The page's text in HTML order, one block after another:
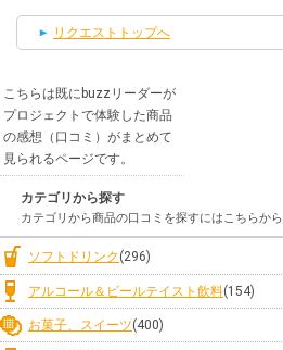
リクエストトップへ
こちらは既にbuzzリーダーが
プロジェクトで体験した商品
の感想（口コミ）がまとめて
見られるページです。
カテゴリから探す
カテゴリから商品の口コミを探すにはこちらから
ソフトドリンク (296)
アルコール＆ビールテイスト飲料(154)
お菓子、スイーツ(400)